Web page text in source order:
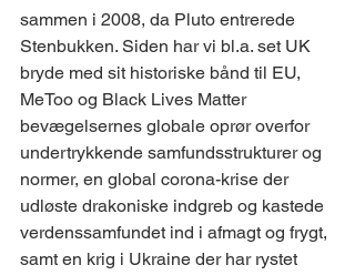
sammen i 2008, da Pluto entrerede
Stenbukken. Siden har vi bl.a. set UK
bryde med sit historiske bånd til EU,
MeToo og Black Lives Matter
bevægelsernes globale oprør overfor
undertrykkende samfundsstrukturer og
normer, en global corona-krise der
udløste drakoniske indgreb og kastede
verdenssamfundet ind i afmagt og frygt,
samt en krig i Ukraine der har rystet